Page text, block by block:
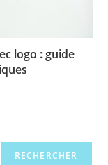
logo : guide
RECHERCHER